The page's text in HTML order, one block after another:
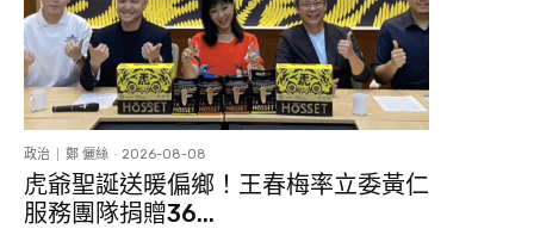
政治 鄭 儷絲 - 2026-08-08
虎爺聖誕送暖偏鄉！王春梅率立委黃仁
服務團隊捐贈36...